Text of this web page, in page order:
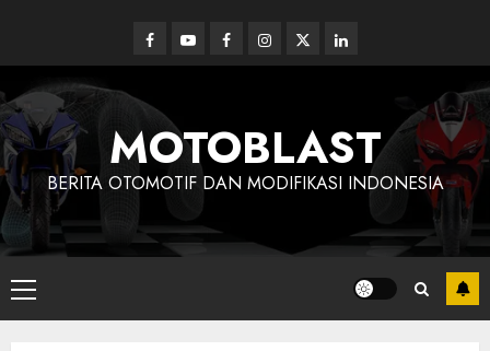
content
Facebook
YoutubeFacebookInstagram
Twitterlinkedin
MOTOBLAST
BERITA OTOMOTIF DAN MODIFIKASI INDONESIA
Primary
Menu